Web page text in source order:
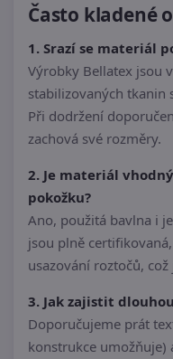
Často kladené
1. Srazí se materiál
Výrobky Bellatex jsou
stabilizovaných tkanin
Při dodržení
zachová své rozměry.
2. Je materiál
pokožku?
Ano, použitá bavlna i
jsou plně
usazování roztočů,
3. Jak zajistit
Doporučujeme prát
konstrukce umožňuje)